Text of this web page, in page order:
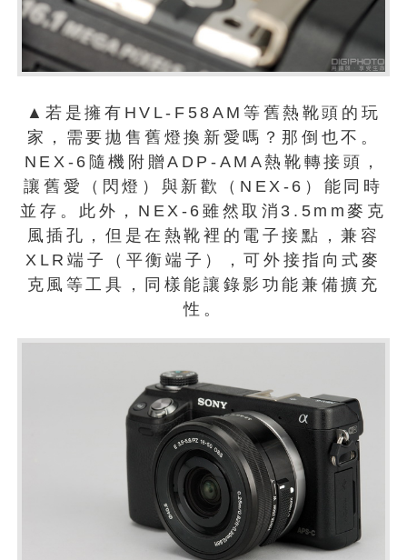
▲若是擁有HVL-F58AM等舊熱靴頭的玩
家，需要拋售舊燈換新愛嗎？那倒也不。
NEX-6隨機附贈ADP-AMA熱靴轉接頭，
讓舊愛（閃燈）與新歡（NEX-6）能同時
並存。此外，NEX-6雖然取消3.5mm麥克
風插孔，但是在熱靴裡的電子接點，兼容
XLR端子（平衡端子），可外接指向式麥
克風等工具，同樣能讓錄影功能兼備擴充
性。